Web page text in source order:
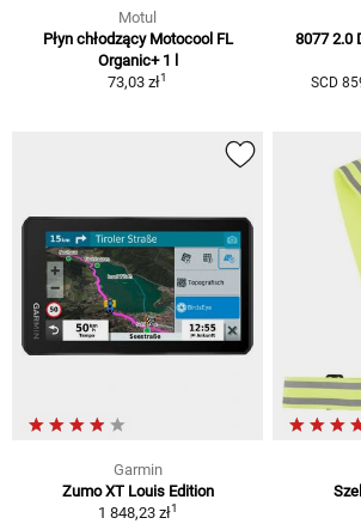
Motul
Płyn chłodzący Motocool FL
Organic+ 1 l
73,03 zł1
8077 2.0
SCD
Garmin
Zumo XT Louis Edition
1 848,23 zł1